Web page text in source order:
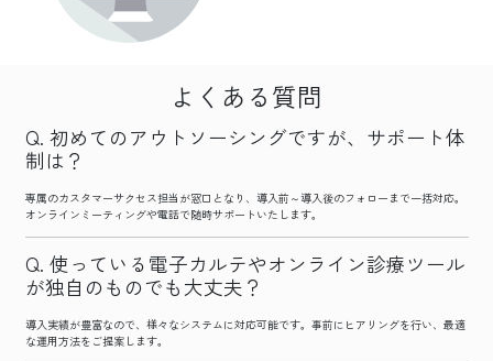
よくある質問
初めてのアウトソーシングですが、サポート体
制は？
専属のカスタマーサクセス担当が窓口となり、導入前～導入後のフォローまで一括対応。
オンラインミーティングや電話で随時サポートいたします。
使っている電子カルテやオンライン診療ツール
が独自のものでも大丈夫？
導入実績が豊富なので、様々なシステムに対応可能です。事前にヒアリングを行い、最適
な運用方法をご提案します。